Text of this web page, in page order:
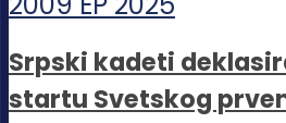
Srpski kadeti
startu Svetskog